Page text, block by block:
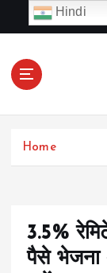
c
Home
3.5%
पैसे भेजना
Hindi